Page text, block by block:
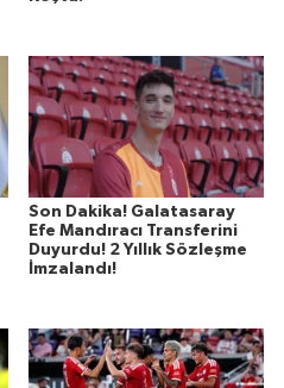
Son Dakika! Galatasaray
Efe Mandıracı Transferini
Duyurdu! 2 Yıllık Sözleşme
İmzalandı!